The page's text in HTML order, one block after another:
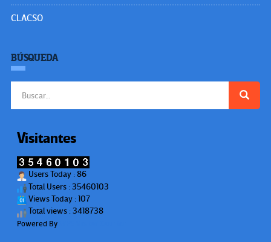
CLACSO
BÚSQUEDA
Visitantes
Users Today : 86
Total Users : 35460103
Views Today : 107
Total views : 3418738
Powered By